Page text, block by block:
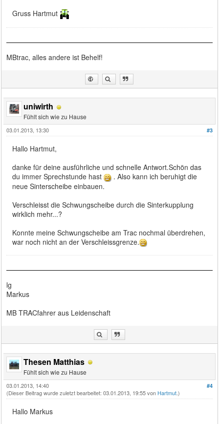
Gruss Hartmut
MBtrac, alles andere ist Behelf!
uniwirth
Fühlt sich wie zu Hause
#3
03.01.2013, 13:30
Hallo Hartmut,
danke für deine ausführliche und schnelle Antwort.Schön das
du immer Sprechstunde hast
. Also kann ich beruhigt die
neue Sinterscheibe einbauen.
Verschleisst die Schwungscheibe durch die Sinterkupplung
wirklich mehr...?
Konnte meine Schwungscheibe am Trac nochmal überdrehen,
war noch nicht an der Verschleissgrenze.
lg
Markus
MB TRACfahrer aus Leidenschaft
Thesen Matthias
Fühlt sich wie zu Hause
#4
03.01.2013, 14:40
(Dieser Beitrag wurde zuletzt bearbeitet: 03.01.2013, 19:55 von Hartmut.)
Hallo Markus